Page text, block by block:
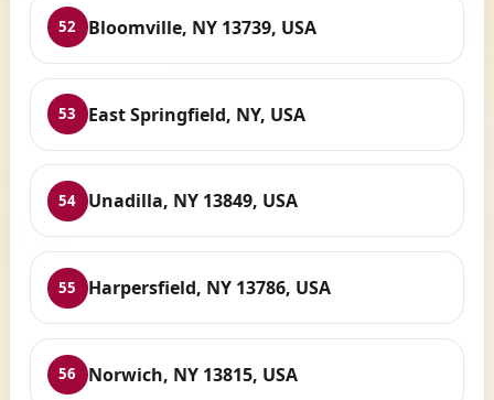
52 Bloomville, NY 13739, USA
53 East Springfield, NY, USA
54 Unadilla, NY 13849, USA
55 Harpersfield, NY 13786, USA
56 Norwich, NY 13815, USA